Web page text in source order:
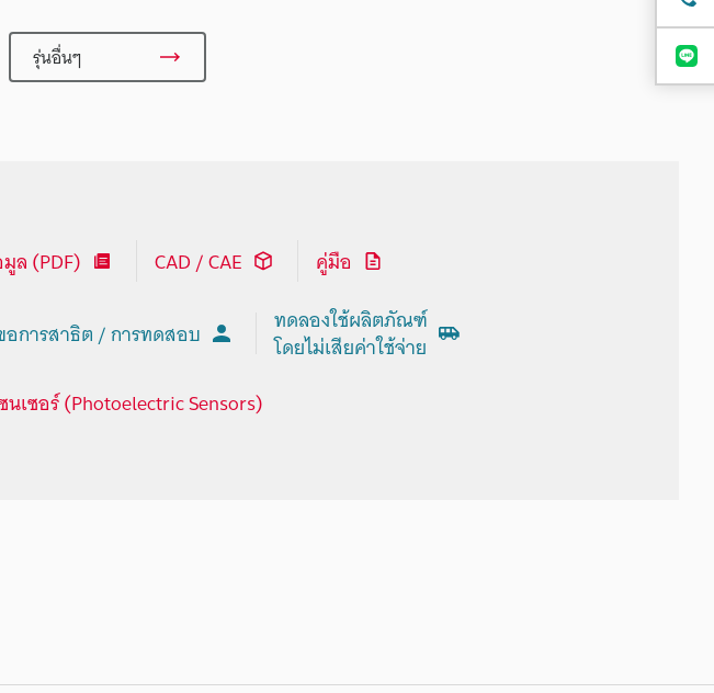
รุ่นอื่นๆ
ล (PDF) CAD / CAE คู่มือ
อการสาธิต / การทดสอบ
ทดลองใช้ผลิตภัณฑ์
โดยไม่เสียค่าใช้จ่าย
นเซอร์ (Photoelectric Sensors)